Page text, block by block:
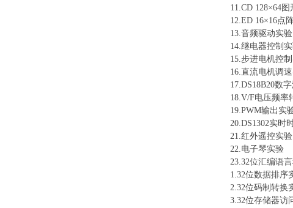
11.CD 128×64
12.ED 16×16点
13.音频驱动实验
14.继电器控制
15.步进电机控
16.直流电机调
17.DS18B20数
18.V/F电压频率
19.PWM输出实
20.DS1302实时
21.红外遥控实验
22.电子琴实验
23.32位汇编语
1.32位数据排序
2.32位码制转换
3.32位存储器访